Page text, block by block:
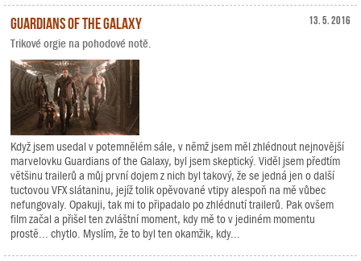
13. 5. 2016
Guardians of the Galaxy
Trikové orgie na pohodové notě.
Když jsem usedal v potemnělém sále, v němž jsem měl zhlédnout nejnovější
marvelovku Guardians of the Galaxy, byl jsem skeptický. Viděl jsem předtím
většinu trailerů a můj první dojem z nich byl takový, že se jedná jen o další
tuctovou VFX slátaninu, jejíž tolik opěvované vtipy alespoň na mě vůbec
nefungovaly. Opakuji, tak mi to připadalo po zhlédnutí trailerů. Pak ovšem
film začal a přišel ten zvláštní moment, kdy mě to v jediném momentu
prostě... chytlo. Myslím, že to byl ten okamžik, kdy...